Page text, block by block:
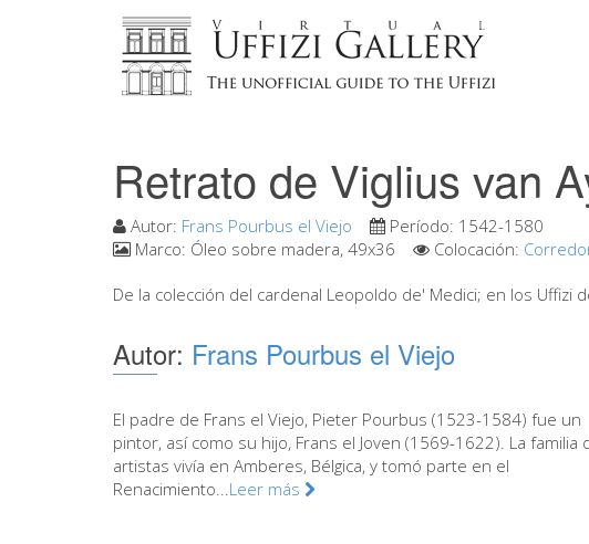
Retrato de Viglius van
Autor: Frans Pourbus el Viejo Período: 1542-1580
Marco: Óleo sobre madera, 49x36 Colocación:
De la colección del cardenal Leopoldo de' Medici; en los Uffizi
Autor: Frans Pourbus el Viejo
El padre de Frans el Viejo, Pieter Pourbus (1523-1584) fue un
pintor, así como su hijo, Frans el Joven (1569-1622). La familia
artistas vivía en Amberes, Bélgica, y tomó parte en el
Renacimiento...Leer más